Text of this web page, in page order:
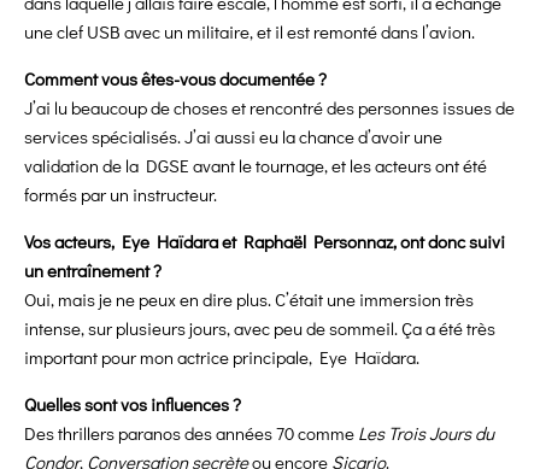
une clef USB avec un militaire, et il est remonté dans l’avion.
Comment vous êtes-vous documentée ?
J’ai lu beaucoup de choses et rencontré des personnes issues de
services spécialisés. J’ai aussi eu la chance d’avoir une
validation de la DGSE avant le tournage, et les acteurs ont été
formés par un instructeur.
Vos acteurs, Eye Haïdara et Raphaël Personnaz, ont donc suivi
un entraînement ?
Oui, mais je ne peux en dire plus. C’était une immersion très
intense, sur plusieurs jours, avec peu de sommeil. Ça a été très
important pour mon actrice principale, Eye Haïdara.
Quelles sont vos influences ?
Des thrillers paranos des années 70 comme Les Trois Jours du
Condor, Conversation secrèteou encore Sicario.